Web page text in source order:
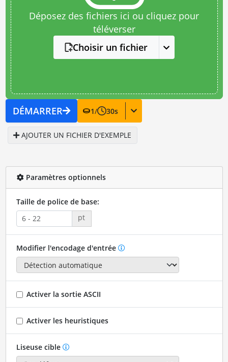
Déposez des fichiers ici ou cliquez pour
téléverser
Choisir un fichier
DÉMARRER 1/ 30s
AJOUTER UN FICHIER D'EXEMPLE
Paramètres optionnels
Taille de police de base:
pt
Modifier l'encodage d'entrée
Activer la sortie ASCII
Activer les heuristiques
Liseuse cible